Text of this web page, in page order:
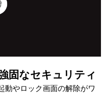
固なセキュリティ
動やロック画面の解除がワ